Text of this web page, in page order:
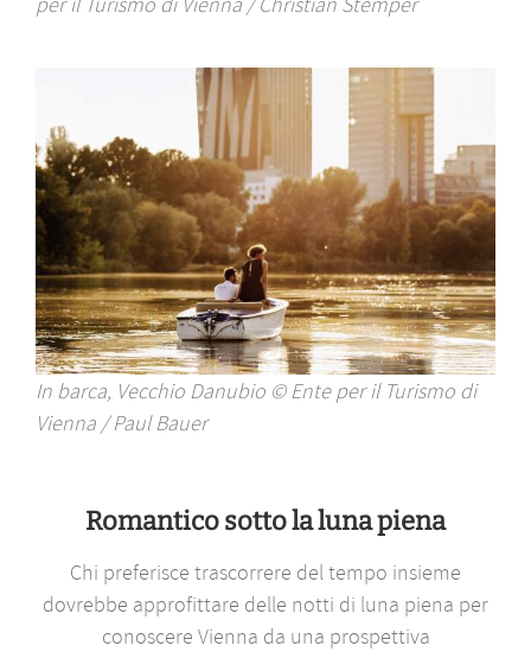
In barca, Vecchio Danubio © Ente per il Turismo di
Vienna / Paul Bauer
Romantico sotto la luna piena
Chi preferisce trascorrere del tempo insieme
dovrebbe approfittare delle notti di luna piena per
conoscere Vienna da una prospettiva